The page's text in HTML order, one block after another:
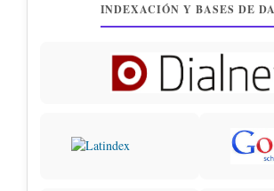
INDEXACIÓN Y BASES DE